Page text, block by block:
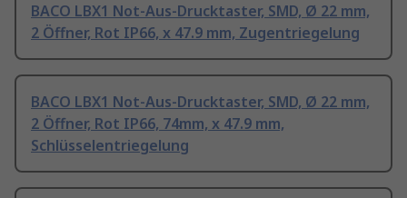
BACO LBX1 Not-Aus-Drucktaster, SMD, Ø 22 mm,
2 Öffner, Rot IP66, x 47.9 mm, Zugentriegelung
BACO LBX1 Not-Aus-Drucktaster, SMD, Ø 22 mm,
2 Öffner, Rot IP66, 74mm, x 47.9 mm,
Schlüsselentriegelung